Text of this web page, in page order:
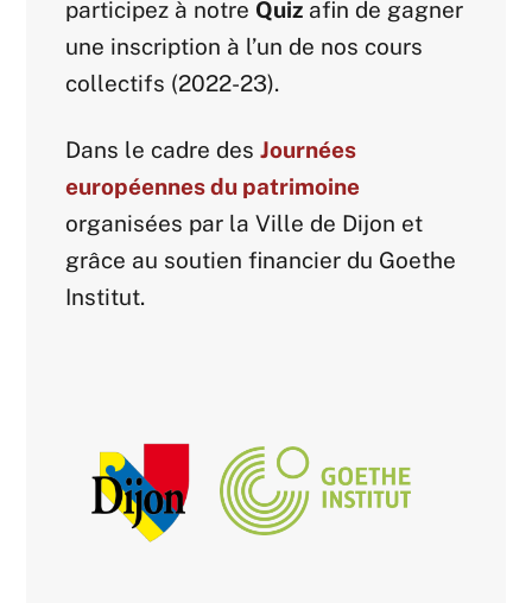
participez à notre Quiz afin de gagner
une inscription à l’un de nos cours
collectifs (2022-23).
Dans le cadre desJournées
européennes du patrimoine
organisées par la Ville de Dijon et
grâce au soutien financier du Goethe
Institut.